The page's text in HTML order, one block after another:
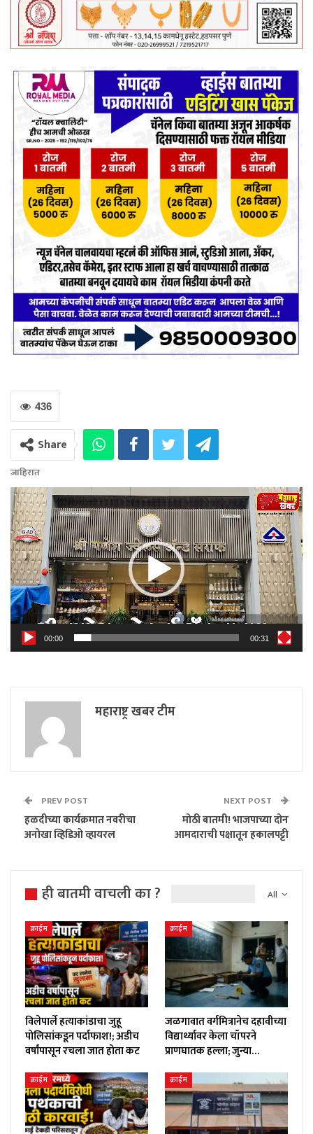
436
Share
जाहिरात
Video
Player
00:00 00:31
महाराष्ट्र खबर टीम
PREV POST
हळदीच्या कार्यक्रमात नवरीचा
अनोखा व्हिडिओ व्हायरल
NEXT POST
मोठी बातमी! भाजपाच्या दोन
आमदाराची पक्षातून हकालपट्टी
All
ही बातमी वाचली का ?
क्राईम
विलेपार्ले हत्याकांडाचा जुहू
पोलिसांकडून पर्दाफाश!; अडीच
वर्षांपासून रचला जात होता कट
क्राईम
जळगावात वर्गमित्रानेच दहावीच्या
विद्यार्थ्यावर केला चॉपरने
प्राणघातक हल्ला; जुन्या…
क्राईम क्राईम